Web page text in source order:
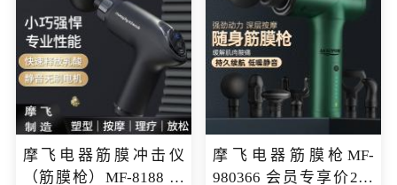
摩飞电器筋膜冲击仪
（筋膜枪）MF-8188 会
摩飞电器筋膜枪MF-
980366 会员专享价299